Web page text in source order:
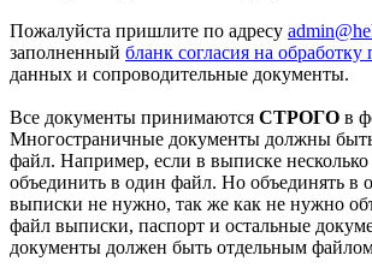
Пожалуйста пришлите по адресу
заполненный бланк согласия на
данных и сопроводительные документы.
Все документы принимаются СТРОГО в
Многостраничные документы должны
файл. Например, если в выписке
объединить в один файл. Но объединять в
выписки не нужно, так же как не нужно
файл выписки, паспорт и остальные
документы должен быть отдельным